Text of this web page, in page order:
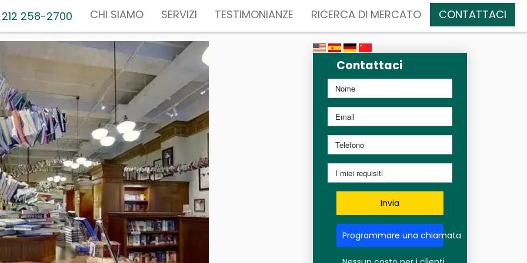
212 258-2700 CHI SIAMO SERVIZI TESTIMONIANZE RICERCA DI MERCATO CONTATTACI
Contattaci
Invia
Programmare una chiamata